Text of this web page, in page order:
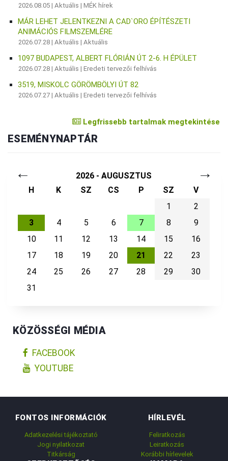
2026.08.05 | Aktuális | MÉK hírek
MÁR LEHET JELENTKEZNI A CAD`ORO ÉPÍTÉSZETI
ANIMÁCIÓS FILMSZEMLÉRE
2026.07.28 | Aktuális | Aktuális
1097 BUDAPEST, ALBERT FLÓRIÁN ÚT 2-6. H ÉPÜLET
2026.07.28 | Aktuális | Eredeti tervezői felhívás
3519, MISKOLC GÖRÖMBÖLYI ÚT 82
2026.07.27 | Aktuális | Eredeti tervezői felhívás
Legfrissebb tartalmak megtekintése
ESEMÉNYNAPTÁR
← 2026 - AUGUSZTUS →
H K SZ CS P SZ
V
1
2
3
4 5 6 7 8
9
10
11 12 13 14 15
16
17
18 19 20 21 22
23
24
25 26 27 28 29
30
31
KÖZÖSSÉGI MÉDIA
FACEBOOK
YOUTUBE
FONTOS INFORMÁCIÓK
Adatkezelési tájékoztató
Jogi nyilatkozat
Titkárság
HÍRLEVÉL
Feliratkozás
Leiratkozás
Korábbi hírlevelek